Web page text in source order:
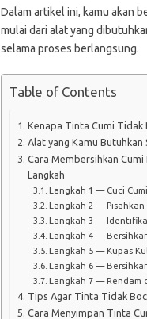
Dalam artikel ini, kamu akan
mulai dari alat yang
selama proses berlangsung.
Table of Contents
Kenapa Tinta Cumi Tidak
Alat yang Kamu Butuhkan
Cara Membersihkan
Langkah
Langkah 1 — Cuci
Langkah 2 —
Langkah 3 —
Langkah 4 —
Langkah 5 — Kupas
Langkah 6 —
Langkah 7 — Rendam
Tips Agar Tinta Tidak
Cara Menyimpan Tinta